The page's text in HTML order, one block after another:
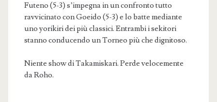
Futeno (5-3) s’impegna in un confronto tutto
ravvicinato con Goeido (5-3) e lo batte mediante
uno yorikiri dei più classici. Entrambi i sekitori
stanno conducendo un Torneo più che dignitoso.
Niente show di Takamiskari. Perde velocemente
da Roho.